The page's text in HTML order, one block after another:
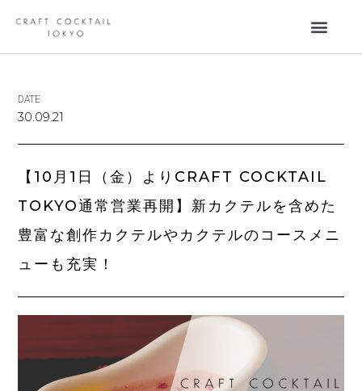
DATE
30.09.21
【10月1日（金）よりCRAFT COCKTAIL
TOKYO通常営業再開】新カクテルを含めた
豊富な創作カクテルやカクテルのコースメニ
ューも充実！